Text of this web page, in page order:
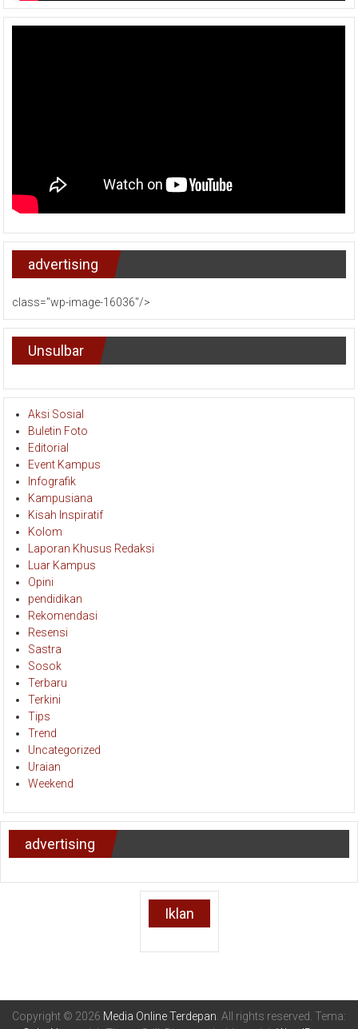
advertising
class="wp-image-16036"/>
Unsulbar
Aksi Sosial
Buletin Foto
Editorial
Event Kampus
Infografik
Kampusiana
Kisah Inspiratif
Kolom
Laporan Khusus Redaksi
Luar Kampus
Opini
pendidikan
Rekomendasi
Resensi
Sastra
Sosok
Terbaru
Terkini
Tips
Trend
Uncategorized
Uraian
Weekend
advertising
Iklan
Copyright © 2026 Media Online Terdepan . All rights reserved. Tema: